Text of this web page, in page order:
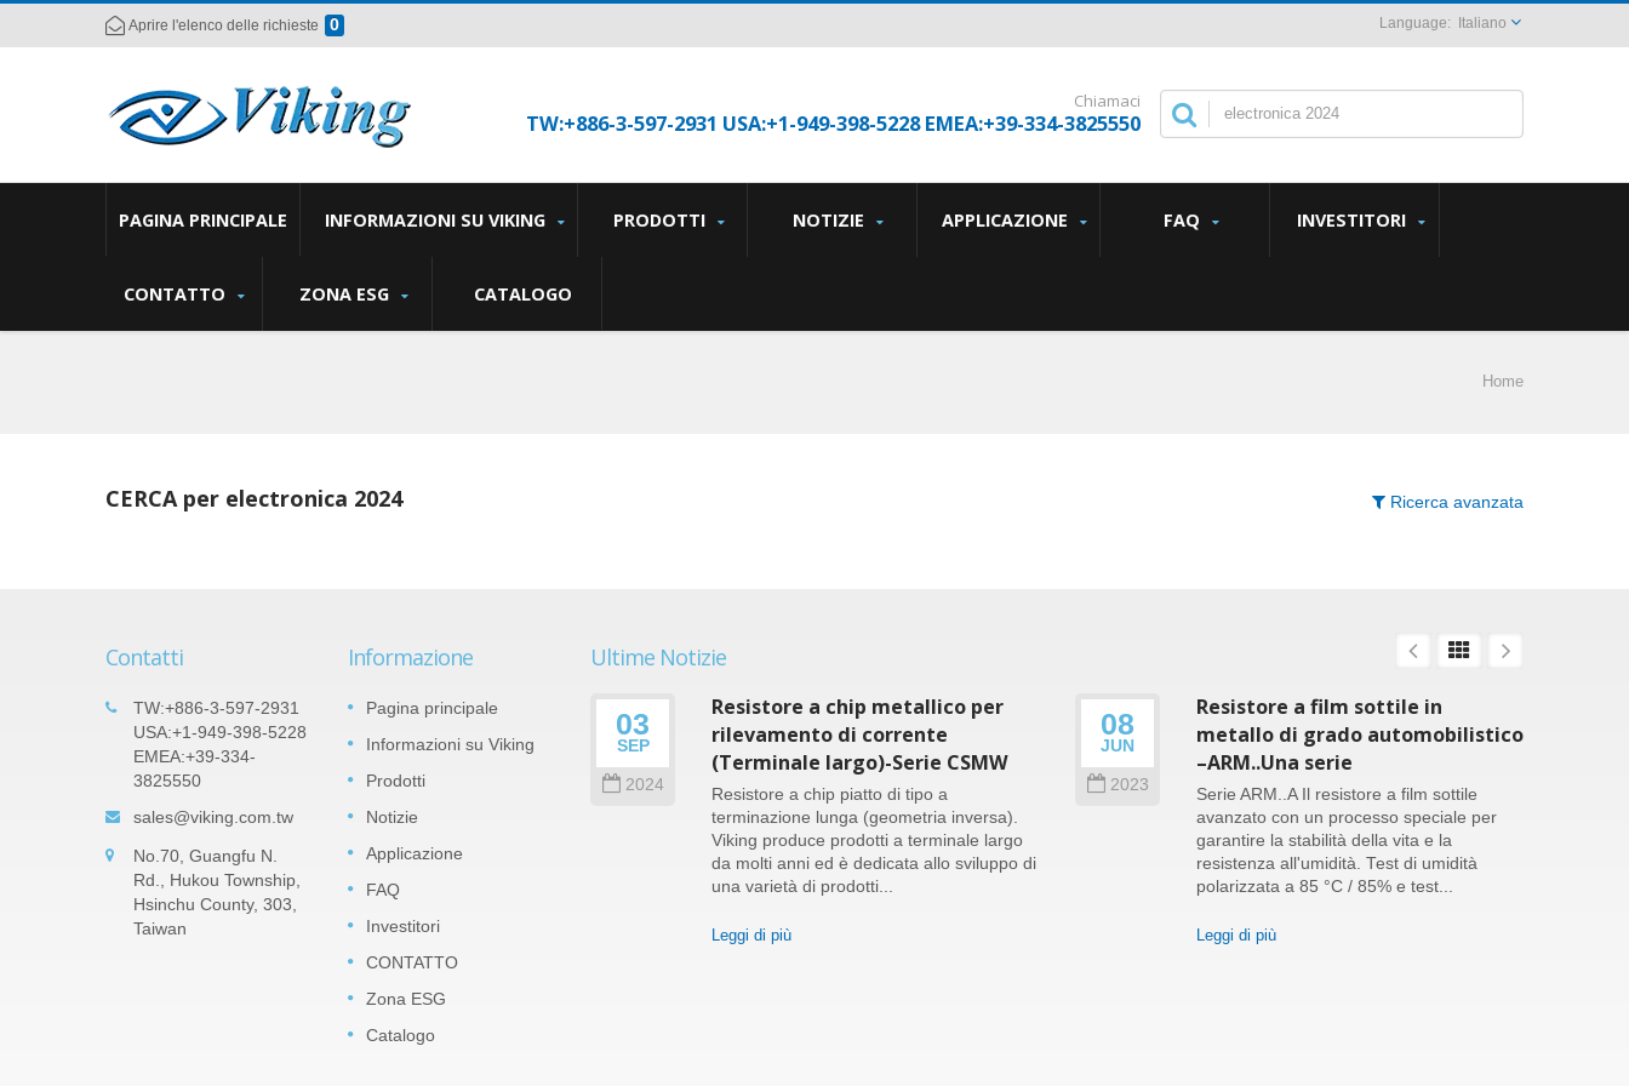
Aprire l'elenco delle richieste 0 Italiano
Chiamaci
TW:+886-3-597-2931 USA:+1-949-398-5228 EMEA:+39-334-3825550
PAGINA PRINCIPALE INFORMAZIONI SU VIKING PRODOTTI NOTIZIE APPLICAZIONE FAQ INVESTITORI
CONTATTO ZONA ESG CATALOGO
Home
CERCA per electronica 2024 Ricerca avanzata
Contatti
TW:+886-3-597-2931
USA:+1-949-398-5228
EMEA:+39-334-
3825550
sales@viking.com.tw
No.70, Guangfu N.
Rd., Hukou Township,
Hsinchu County, 303,
Taiwan
Informazione
Pagina principale
Informazioni su Viking
Prodotti
Notizie
Applicazione
FAQ
Investitori
CONTATTO
Zona ESG
Catalogo
Ultime Notizie
05
SEP
2022
Prodotti importanti: Resistenza
a chip di precisione in film sottile
di nitruro di tantalio (TaN) -
Il film di TaN (nitruro di tantalio) è uno
strato barriera in pentossido di tantalio
impermeabile all'umidità che può resistere
ad alta umidità relativa. TaN è molto più
robusto nel resistere...
03
SEP
2024
Resistore a chip metallico per
rilevamento di corrente
(Terminale largo)-Serie CSMW
Resistore a chip piatto di tipo a
terminazione lunga (geometria inversa).
Viking produce prodotti a terminale largo
da molti anni ed è dedicata allo sviluppo di
una varietà di prodotti...
Leggi di più
08
JUN
2023
Resistore a film sottile in
metallo di grado automobilistico
–ARM..Una serie
Serie ARM..A Il resistore a film sottile
avanzato con un processo speciale per
garantire la stabilità della vita e la
resistenza all'umidità. Test di umidità
polarizzata a 85 °C / 85% e test...
Leggi di più